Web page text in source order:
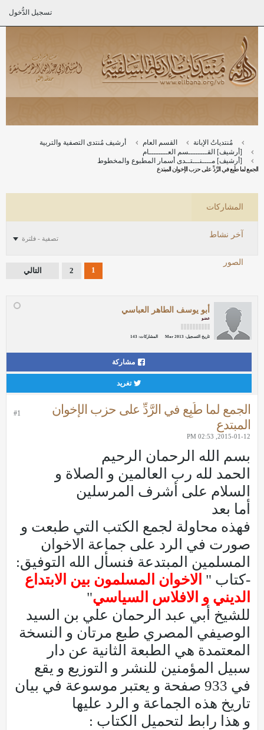
تسجيل الدُّخول
مُنتدياتُ الإبانة القسم العام
أرشيف مُنتدى التصفية والتربية
[أرشيف] القــــــــسم العــــــــام
[أرشيف] مــــنـــتــدى أسمار المطبوع والمخطوط
الجمع لما طُبِع في الرَّدِّ على حزب الإخوان المبتدع
المشاركات
آخر نشاط
الصور
تصفية - فلترة
1
2 التالي
أبو يوسف الطاهر العباسي
عضو
تاريخ التسجيل: Mar 2013 المشاركات: 143
مشاركة
تغريد
#1
الجمع لما طُبِع في الرَّدِّ على حزب الإخوان
المبتدع
2015-01-12, 02:53 PM
بسم الله الرحمان الرحيم
الحمد لله رب العالمين و الصلاة و
السلام على أشرف المرسلين
أما بعد
فهذه محاولة لجمع الكتب التي طبعت و
صورت في الرد على جماعة الاخوان
المسلمين المبتدعة فنسأل الله التوفيق:
-كتاب " الاخوان المسلمون بين الابتداع
الديني و الافلاس السياسي"
للشيخ أبي عبد الرحمان علي بن السيد
الوصيفي المصري طبع مرتان و النسخة
المعتمدة هي الطبعة الثانية عن دار
سبيل المؤمنين للنشر و التوزيع و يقع
في 933 صفحة و يعتبر موسوعة في بيان
تاريخ هذه الجماعة و الرد عليها
و هذا رابط لتحميل الكتاب :